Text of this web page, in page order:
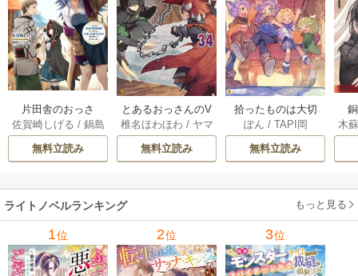
片田舎のおっさ
ん、剣聖になる
～ただの田舎の剣
術師範だったの
たちが俺を放って
くれない件～ 11巻
佐賀崎しげる / 鍋島
テツヒロ
無料立読み
とあるおっさんのV
RMMO活動記 34巻
椎名ほわほわ / ヤマ
ーダ
無料立読み
拾ったものは大切
にしましょう ～子
狼に気に入られた
男の転移物語～ 6巻
ぽん / TAPI岡
無料立読み
木
ライトノベルランキング もっと見る
1位 2位 3位